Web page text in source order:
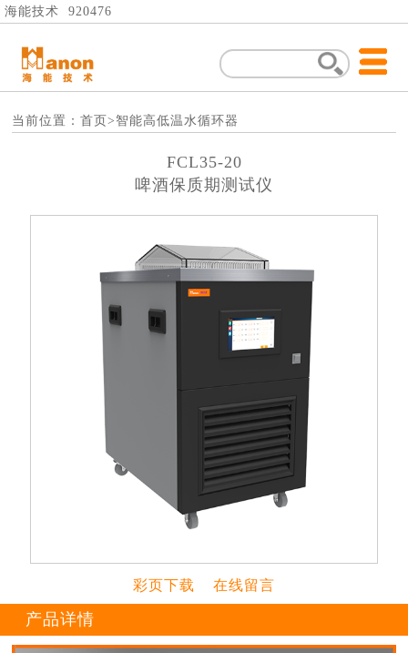
海能技术 920476
当前位置：首页>智能高低温水循环器
FCL35-20
啤酒保质期测试仪
彩页下载 在线留言
产品详情